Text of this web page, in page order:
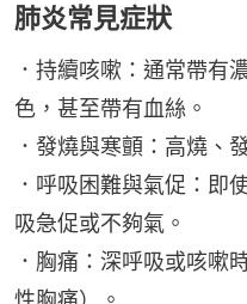
肺炎常見症狀
．持續咳嗽：通常帶有
色，甚至帶有血絲。
．發燒與寒顫：高燒、
．呼吸困難與氣促：即
吸急促或不夠氣。
．胸痛：深呼吸或咳嗽